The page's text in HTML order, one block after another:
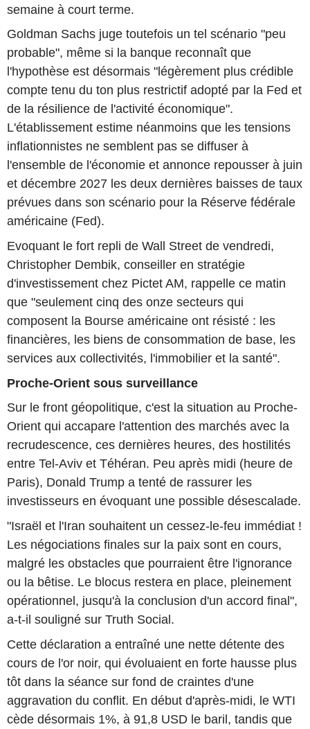
semaine à court terme.
Goldman Sachs juge toutefois un tel scénario "peu
probable", même si la banque reconnaît que
l'hypothèse est désormais "légèrement plus crédible
compte tenu du ton plus restrictif adopté par la Fed et
de la résilience de l'activité économique".
L'établissement estime néanmoins que les tensions
inflationnistes ne semblent pas se diffuser à
l'ensemble de l'économie et annonce repousser à juin
et décembre 2027 les deux dernières baisses de taux
prévues dans son scénario pour la Réserve fédérale
américaine (Fed).
Evoquant le fort repli de Wall Street de vendredi,
Christopher Dembik, conseiller en stratégie
d'investissement chez Pictet AM, rappelle ce matin
que "seulement cinq des onze secteurs qui
composent la Bourse américaine ont résisté : les
financières, les biens de consommation de base, les
services aux collectivités, l'immobilier et la santé".
Proche-Orient sous surveillance
Sur le front géopolitique, c'est la situation au Proche-
Orient qui accapare l'attention des marchés avec la
recrudescence, ces dernières heures, des hostilités
entre Tel-Aviv et Téhéran. Peu après midi (heure de
Paris), Donald Trump a tenté de rassurer les
investisseurs en évoquant une possible désescalade.
"Israël et l'Iran souhaitent un cessez-le-feu immédiat !
Les négociations finales sur la paix sont en cours,
malgré les obstacles que pourraient être l'ignorance
ou la bêtise. Le blocus restera en place, pleinement
opérationnel, jusqu'à la conclusion d'un accord final",
a-t-il souligné sur Truth Social.
Cette déclaration a entraîné une nette détente des
cours de l'or noir, qui évoluaient en forte hausse plus
tôt dans la séance sur fond de craintes d'une
aggravation du conflit. En début d'après-midi, le WTI
cède désormais 1%, à 91,8 USD le baril, tandis que